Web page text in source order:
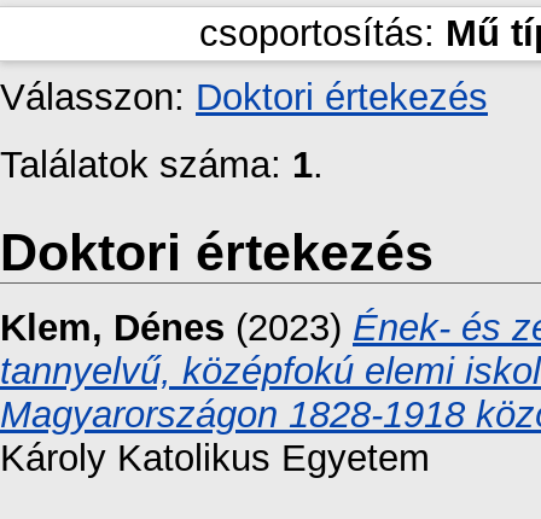
csoportosítás: Mű
Válasszon: Doktori értekezés
Találatok száma: 1.
Doktori értekezés
Klem, Dénes (2023) Ének- és
tannyelvű, középfokú elemi
Magyarországon 1828-1918
Károly Katolikus Egyetem